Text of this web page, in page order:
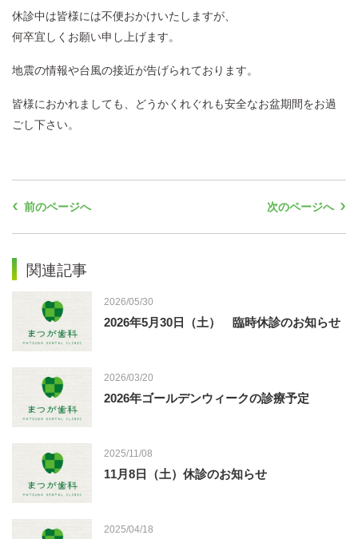
休診中は皆様には不便おかけいたしますが、
何卒宜しくお願い申し上げます。
地震の情報や台風の接近が告げられております。
皆様におかれましても、どうかくれぐれも安全なお盆期間をお過
ごし下さい。
前のページへ 次のページへ
関連記事
2026/05/30
2026年5月30日（土） 臨時休診のお知らせ
2026/03/20
2026年ゴールデンウィークの診療予定
2025/11/08
11月8日（土）休診のお知らせ
2025/04/18